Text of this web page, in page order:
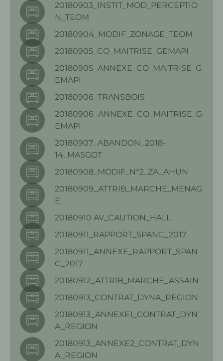
20180903_INSTIT_MOD_PERCEPTIO
N_TEOM
20180904_MODIF_ZONAGE_TEOM
20180905_CO_MAITRISE_GEMAPI
20180905_ANNEXE_CO_MAITRISE_G
EMAPI
20180906_TRANSBOIS
20180906_ANNEXE_CO_MAITRISE_G
EMAPI
20180907_ABANDON_2018-
14_MASGOT
20180908_MODIF_N°2_ZA_AHUN
20180909_ATTRIB_MARCHE_MENAG
E
20180910 AV_CAUTION_HALL
20180911_RAPPORT_SPANC_2017
20180911_ANNEXE_RAPPORT_SPAN
C_2017
20180912_ATTRIB_MARCHE_ASSAIN
20180913_CONTRAT_DYNA_REGION
20180913_ANNEXE1_CONTRAT_DYN
A_REGION
20180913_ANNEXE2_CONTRAT_DYN
A_REGION